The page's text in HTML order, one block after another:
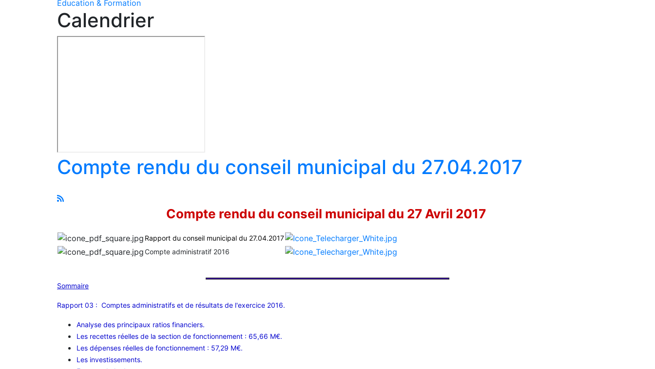
Education & Formation
Calendrier
Compte rendu du conseil municipal du 27.04.2017
Compte rendu du conseil municipal du 27 Avril 2017
Rapport du conseil municipal du 27.04.2017
Compte administratif 2016
Sommaire
Rapport 03 : Comptes administratifs et de résultats de l'exercice 2016.
Analyse des principaux ratios financiers.
Les recettes réelles de la section de fonctionnement : 65,66 M€.
Les dépenses réelles de fonctionnement : 57,29 M€.
Les investissements.